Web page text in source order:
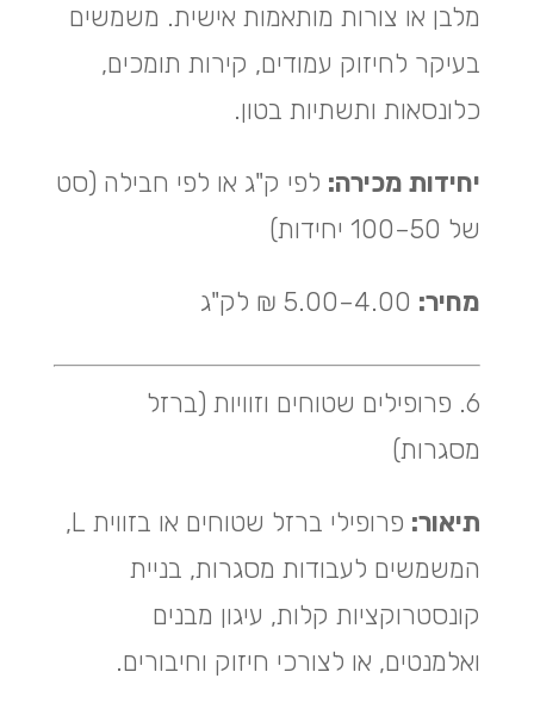
מלבן או צורות מותאמות אישית. משמשים
בעיקר לחיזוק עמודים, קירות תומכים,
כלונסאות ותשתיות בטון.
יחידות מכירה: לפי ק"ג או לפי חבילה (סט
של 50–100 יחידות)
מחיר:
6. פרופילים שטוחים וזוויות (ברזל
מסגרות)
תיאור:
פרופילי ברזל שטוחים או בזווית L,
המשמשים לעבודות מסגרות, בניית
קונסטרוקציות קלות, עיגון מבנים
ואלמנטים, או לצורכי חיזוק וחיבורים.